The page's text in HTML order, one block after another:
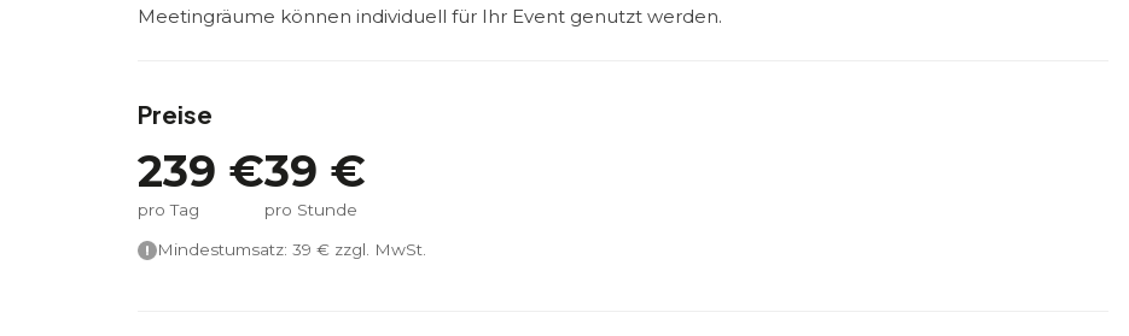
Meetingräume können individuell für Ihr Event genutzt werden.
Preise
239 €
pro Tag
39 €
pro Stunde
Mindestumsatz: 39 € zzgl. MwSt.